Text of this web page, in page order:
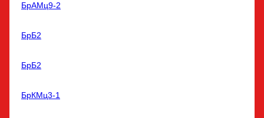
БрАМц9-2
БрБ2
БрБ2
БрКМц3-1